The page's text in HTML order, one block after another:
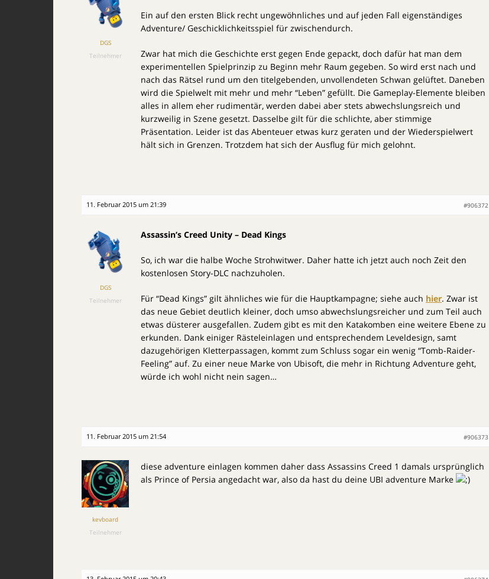
DGS
Teilnehmer
Ein auf den ersten Blick recht ungewöhnliches und auf jeden Fall eigenständiges
Adventure/ Geschicklichkeitsspiel für zwischendurch.
Zwar hat mich die Geschichte erst gegen Ende gepackt, doch dafür hat man dem
experimentellen Spielprinzip zu Beginn mehr Raum gegeben. So wird erst nach und
nach das Rätsel rund um den titelgebenden, unvollendeten Schwan gelüftet. Daneben
wird die Spielwelt mit mehr und mehr “Leben” gefüllt. Die Gameplay-Elemente bleiben
alles in allem eher rudimentär, werden dabei aber stets abwechslungsreich und
kurzweilig in Szene gesetzt. Dasselbe gilt für die schlichte, aber stimmige
Präsentation. Leider ist das Abenteuer etwas kurz geraten und der Wiederspielwert
hält sich in Grenzen. Trotzdem hat sich der Ausflug für mich gelohnt.
11. Februar 2015 um 21:39 #906372
DGS
Teilnehmer
Assassin’s Creed Unity – Dead Kings
So, ich war die halbe Woche Strohwitwer. Daher hatte ich jetzt auch noch Zeit den
kostenlosen Story-DLC nachzuholen.
Für “Dead Kings” gilt ähnliches wie für die Hauptkampagne; siehe auch hier. Zwar ist
das neue Gebiet deutlich kleiner, doch umso abwechslungsreicher und zum Teil auch
etwas düsterer ausgefallen. Zudem gibt es mit den Katakomben eine weitere Ebene zu
erkunden. Dank einiger Rästeleinlagen und entsprechendem Leveldesign, samt
dazugehörigen Kletterpassagen, kommt zum Schluss sogar ein wenig “Tomb-Raider-
Feeling” auf. Zu einer neue Marke von Ubisoft, die mehr in Richtung Adventure geht,
würde ich wohl nicht nein sagen…
11. Februar 2015 um 21:54 #906373
kevboard
Teilnehmer
diese adventure einlagen kommen daher dass Assassins Creed 1 damals ursprünglich
als Prince of Persia angedacht war, also da hast du deine UBI adventure Marke